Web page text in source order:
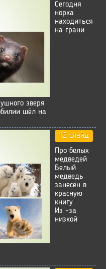
Сегодня
норка
находиться
на грани
зверя
шёл на
12 слайд
Про белых
медведей
Белый
медведь
занесён в
красную
книгу
Из –за
низкой